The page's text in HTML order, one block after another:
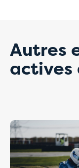
Autres
actives
aux
ligne
Pour
Nos
aider et
soit traitée